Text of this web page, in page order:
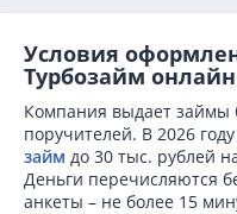
Условия
Турбозайм
Компания выдает займы
поручителей. В 2026
займ до 30 тыс. рублей
Деньги перечисляются
анкеты – не более 15